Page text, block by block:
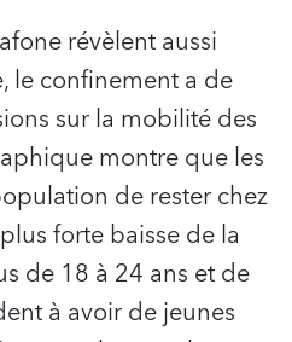
révèlent aussi
le confinement a de
sur la mobilité des
montre que les
de rester chez
forte baisse de la
de 18 à 24 ans et de
à avoir de jeunes